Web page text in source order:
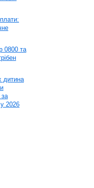
0800 та
дитина
2026